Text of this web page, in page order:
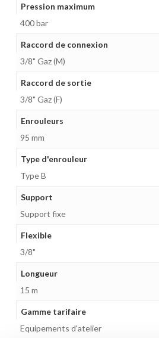
Pression maximum
400 bar
Raccord de connexion
3/8" Gaz (M)
Raccord de sortie
3/8" Gaz (F)
Enrouleurs
95 mm
Type d'enrouleur
Type B
Support
Support fixe
Flexible
3/8"
Longueur
15 m
Gamme tarifaire
Equipements d'atelier